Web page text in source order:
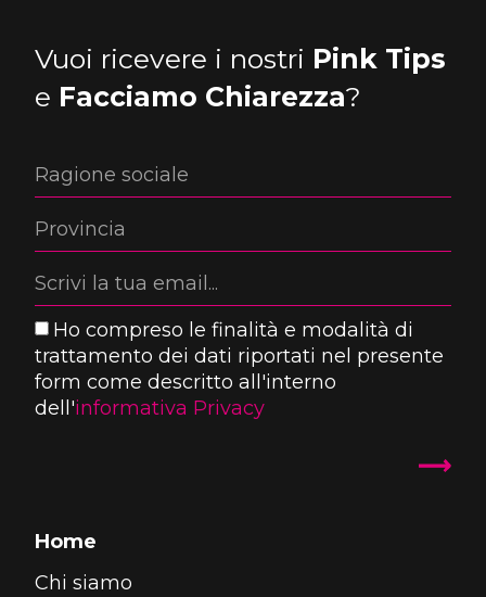
Vuoi ricevere i nostri Pink Tips
e Facciamo Chiarezza?
Ho compreso le finalità e modalità di
trattamento dei dati riportati nel presente
form come descritto all'interno
dell'informativa Privacy
Home
Chi siamo